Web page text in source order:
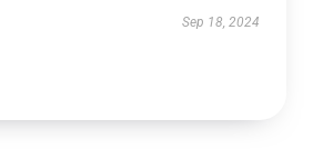
Sep 18, 2024